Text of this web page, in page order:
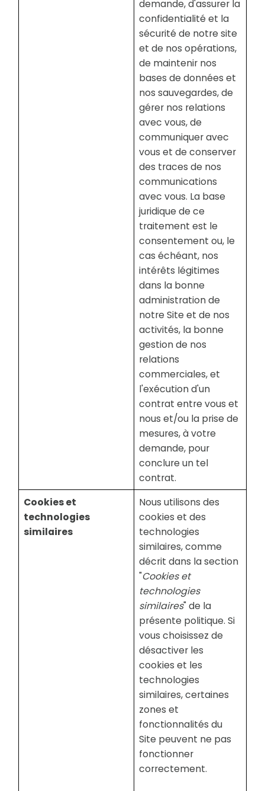
demande, d'assurer la
confidentialité et la
sécurité de notre site
et de nos opérations,
de maintenir nos
bases de données et
nos sauvegardes, de
gérer nos relations
avec vous, de
communiquer avec
vous et de conserver
des traces de nos
communications
avec vous. La base
juridique de ce
traitement est le
consentement ou, le
cas échéant, nos
intérêts légitimes
dans la bonne
administration de
notre Site et de nos
activités, la bonne
gestion de nos
relations
commerciales, et
l'exécution d'un
contrat entre vous et
nous et/ou la prise de
mesures, à votre
demande, pour
conclure un tel
contrat.
Cookies et
technologies
similaires
Nous utilisons des
cookies et des
technologies
similaires, comme
décrit dans la section
"Cookies et
technologies
similaires" de la
présente politique. Si
vous choisissez de
désactiver les
cookies et les
technologies
similaires, certaines
zones et
fonctionnalités du
Site peuvent ne pas
fonctionner
correctement.